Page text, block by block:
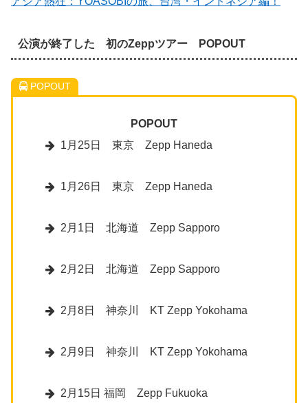
公演が終了した 初のZeppツアー POPOUT
POPOUT
POPOUT
1月25日 東京 Zepp Haneda
1月26日 東京 Zepp Haneda
2月1日 北海道 Zepp Sapporo
2月2日 北海道 Zepp Sapporo
2月8日 神奈川 KT Zepp Yokohama
2月9日 神奈川 KT Zepp Yokohama
2月15日 福岡 Zepp Fukuoka